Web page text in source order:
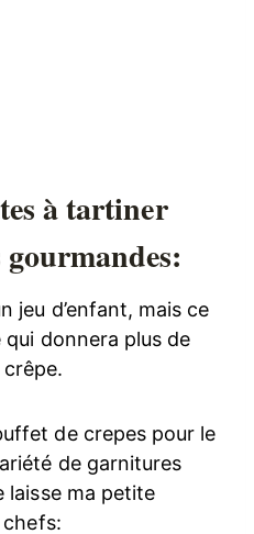
à tartiner
jeu d’enfant, mais ce
qui donnera plus de
de crepes pour le
de garnitures
laisse ma petite